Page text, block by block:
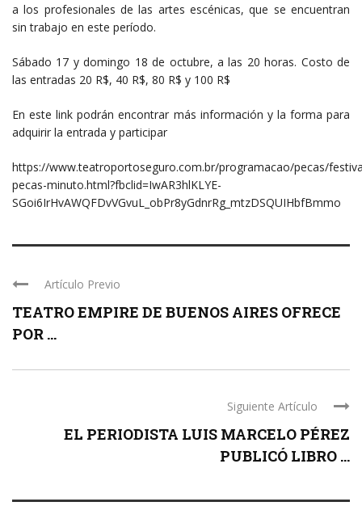
a los profesionales de las artes escénicas, que se encuentran
sin trabajo en este período.
Sábado 17 y domingo 18 de octubre, a las 20 horas. Costo de
las entradas 20 R$, 40 R$, 80 R$ y 100 R$
En este link podrán encontrar más información y la forma para
adquirir la entrada y participar
https://www.teatroportoseguro.com.br/programacao/pecas/
pecas-minuto.html?fbclid=IwAR3hlKLYE-
SGoi6IrHvAWQFDvVGvuL_obPr8yGdnrRg_mtzDSQUIHbfBmmo
Artículo Previo
TEATRO EMPIRE DE BUENOS AIRES OFRECE
POR ...
Siguiente Artículo
EL PERIODISTA LUIS MARCELO PÉREZ
PUBLICÓ LIBRO ...